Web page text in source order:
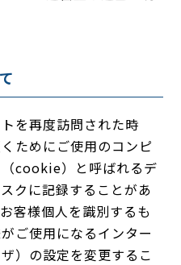
を再度訪問された時
ためにご使用のコンピ
cookie）と呼ばれるデ
クに記録することがあ
客様個人を識別するも
ご使用になるインター
）の設定を変更するこ